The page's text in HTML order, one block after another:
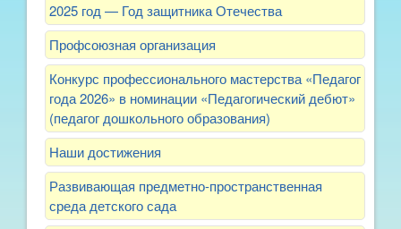
2025 год — Год защитника Отечества
Профсоюзная организация
Конкурс профессионального мастерства «Педагог
года 2026» в номинации «Педагогический дебют»
(педагог дошкольного образования)
Наши достижения
Развивающая предметно-пространственная
среда детского сада